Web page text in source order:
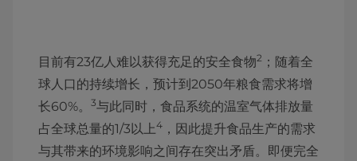
目前有23亿人难以获得充足的安全食物2 ；随着全
球人口的持续增长，预计到2050年粮食需求将增
长60%。
3与此同时，食品系统的温室气体排放量
占全球总量的1/3以上4 ，因此提升食品生产的需求
与其带来的环境影响之间存在突出矛盾。即便完全